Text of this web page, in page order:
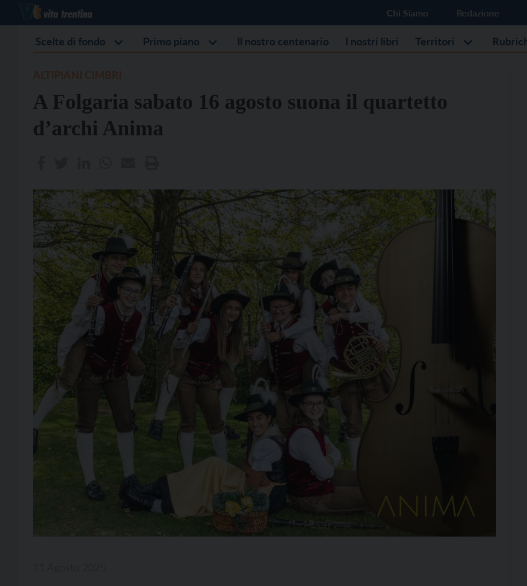
Chi Siamo Redazione
Scelte di fondo Primo piano Il nostro centenario I nostri libri Territori
A Folgaria sabato 16 agosto suona il quartetto
d’archi Anima